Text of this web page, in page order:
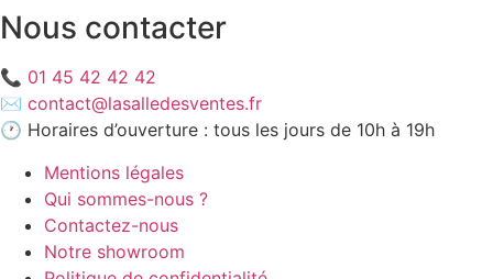
Nous contacter
📞 01 45 42 42 42
✉️ contact@lasalledesventes.fr
🕐 Horaires d’ouverture : tous les jours de 10h à 19h
Mentions légales
Qui sommes-nous ?
Contactez-nous
Notre showroom